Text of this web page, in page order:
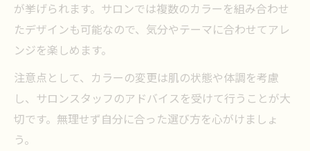
が挙げられます。サロンでは複数のカラーを組み合わせ
たデザインも可能なので、気分やテーマに合わせてアレ
ンジを楽しめます。
注意点として、カラーの変更は肌の状態や体調を考慮
し、サロンスタッフのアドバイスを受けて行うことが大
切です。無理せず自分に合った選び方を心がけましょ
う。